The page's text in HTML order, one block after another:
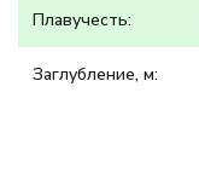
Плавучесть:
Заглубление, м: